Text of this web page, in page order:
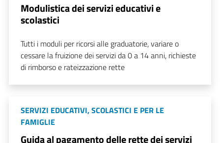
Modulistica dei servizi educativi e
scolastici
Tutti i moduli per ricorsi alle graduatorie, variare o
cessare la fruizione dei servizi da 0 a 14 anni, richieste
di rimborso e rateizzazione rette
SERVIZI EDUCATIVI, SCOLASTICI E PER LE
FAMIGLIE
Guida al pagamento delle rette dei servizi